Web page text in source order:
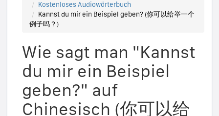
Kostenloses Audiowörterbuch
Kannst du mir ein Beispiel geben? (你可以给举一个
例子吗？)
Wie sagt man "Kannst
du mir ein Beispiel
geben?" auf
Chinesisch (你可以给